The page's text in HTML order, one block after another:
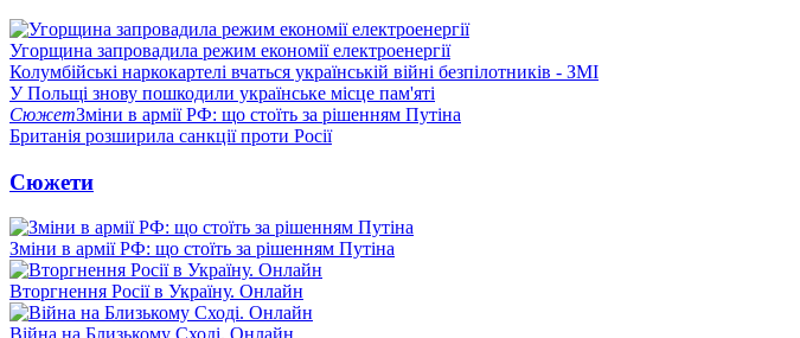
Угорщина запровадила режим економії електроенергії
Колумбійські наркокартелі вчаться українській війні безпілотників - ЗМІ
У Польщі знову пошкодили українське місце пам'яті
СюжетЗміни в армії РФ: що стоїть за рішенням Путіна
Британія розширила санкції проти Росії
Сюжети
Зміни в армії РФ: що стоїть за рішенням Путіна
Вторгнення Росії в Україну. Онлайн